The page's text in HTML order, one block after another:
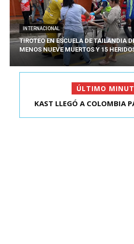
INTERNACIONAL
TIROTEO EN ESCUELA DE TAILANDIA
MENOS NUEVE MUERTOS Y 15
ÚLTIMO
HARBOE: “LO QUE SE
KAST LLEGÓ A COLOMBIA